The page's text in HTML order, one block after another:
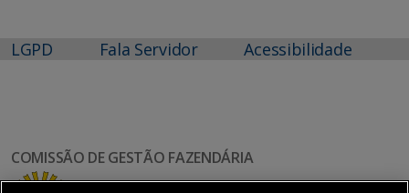
LGPD Fala Servidor Acessibilidade
COMISSÃO DE GESTÃO FAZENDÁRIA